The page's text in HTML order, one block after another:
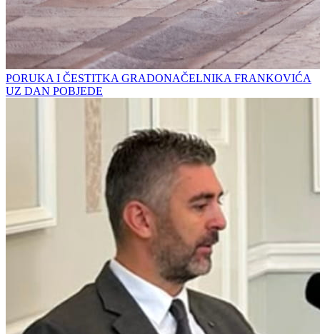
PORUKA I ČESTITKA GRADONAČELNIKA FRANKOVIĆA
UZ DAN POBJEDE